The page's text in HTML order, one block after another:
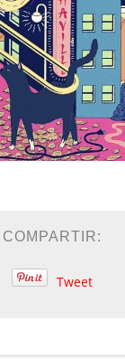
COMPARTIR:
Tweet